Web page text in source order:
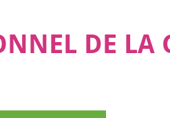
DE LA